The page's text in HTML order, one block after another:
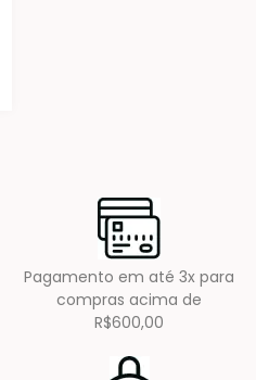
Pagamento em até 3x para
compras acima de
R$600,00